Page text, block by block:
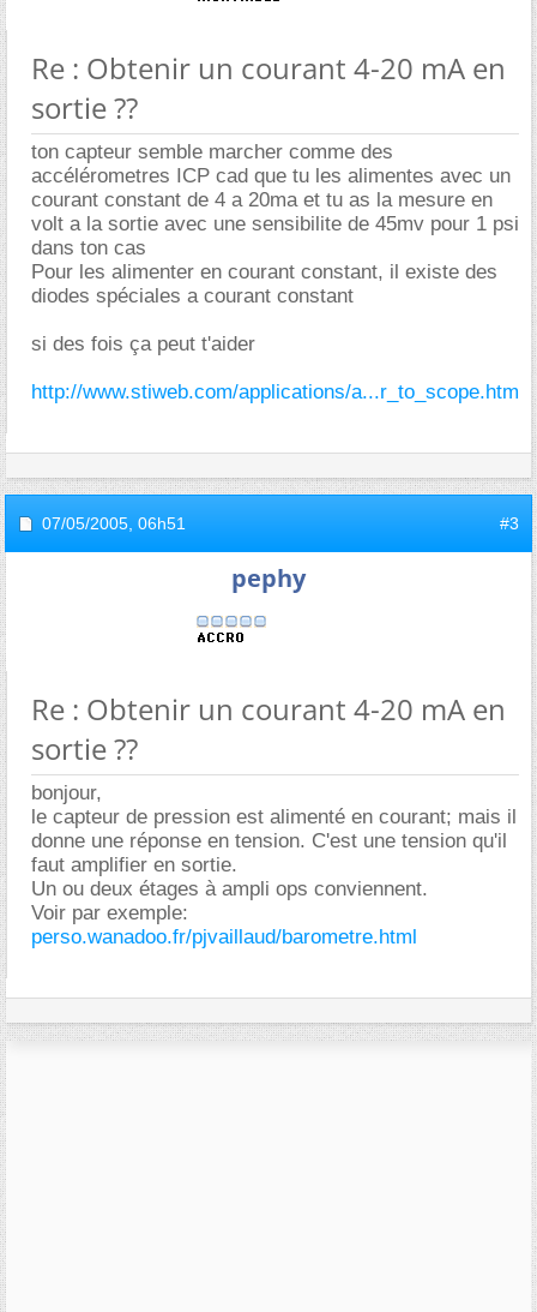
Re : Obtenir un courant 4-20 mA en
sortie ??
ton capteur semble marcher comme des
accélérometres ICP cad que tu les alimentes avec un
courant constant de 4 a 20ma et tu as la mesure en
volt a la sortie avec une sensibilite de 45mv pour 1 psi
dans ton cas
Pour les alimenter en courant constant, il existe des
diodes spéciales a courant constant
si des fois ça peut t'aider
http://www.stiweb.com/applications/a...r_to_scope.htm
07/05/2005, 06h51 #3
pephy
Re : Obtenir un courant 4-20 mA en
sortie ??
bonjour,
le capteur de pression est alimenté en courant; mais il
donne une réponse en tension. C'est une tension qu'il
faut amplifier en sortie.
Un ou deux étages à ampli ops conviennent.
Voir par exemple:
perso.wanadoo.fr/pjvaillaud/barometre.html